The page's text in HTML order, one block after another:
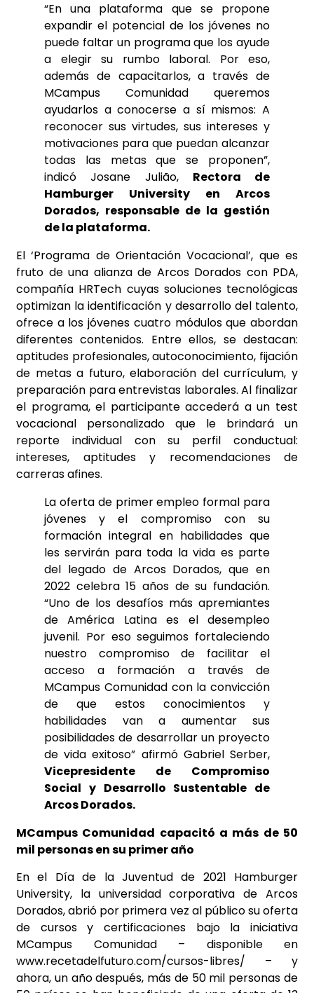
“En una plataforma que se propone
expandir el potencial de los jóvenes no
puede faltar un programa que los ayude
a elegir su rumbo laboral. Por eso,
además de capacitarlos, a través de
MCampus Comunidad queremos
ayudarlos a conocerse a sí mismos: A
reconocer sus virtudes, sus intereses y
motivaciones para que puedan alcanzar
todas las metas que se proponen”,
indicó Josane Julião, Rectora de
Hamburger University en Arcos
Dorados, responsable de la gestión
de la plataforma.
El ‘Programa de Orientación Vocacional’, que es
fruto de una alianza de Arcos Dorados con PDA,
compañía HRTech cuyas soluciones tecnológicas
optimizan la identificación y desarrollo del talento,
ofrece a los jóvenes cuatro módulos que abordan
diferentes contenidos. Entre ellos, se destacan:
aptitudes profesionales, autoconocimiento, fijación
de metas a futuro, elaboración del currículum, y
preparación para entrevistas laborales. Al finalizar
el programa, el participante accederá a un test
vocacional personalizado que le brindará un
reporte individual con su perfil conductual:
intereses, aptitudes y recomendaciones de
carreras afines.
La oferta de primer empleo formal para
jóvenes y el compromiso con su
formación integral en habilidades que
les servirán para toda la vida es parte
del legado de Arcos Dorados, que en
2022 celebra 15 años de su fundación.
“Uno de los desafíos más apremiantes
de América Latina es el desempleo
juvenil. Por eso seguimos fortaleciendo
nuestro compromiso de facilitar el
acceso a formación a través de
MCampus Comunidad con la convicción
de que estos conocimientos y
habilidades van a aumentar sus
posibilidades de desarrollar un proyecto
de vida exitoso” afirmó Gabriel Serber,
Vicepresidente de Compromiso
Social y Desarrollo Sustentable de
Arcos Dorados.
MCampus Comunidad capacitó a más de 50
mil personas en su primer año
En el Día de la Juventud de 2021 Hamburger
University, la universidad corporativa de Arcos
Dorados, abrió por primera vez al público su oferta
de cursos y certificaciones bajo la iniciativa
MCampus Comunidad – disponible en
www.recetadelfuturo.com/cursos-libres/ – y
ahora, un año después, más de 50 mil personas de